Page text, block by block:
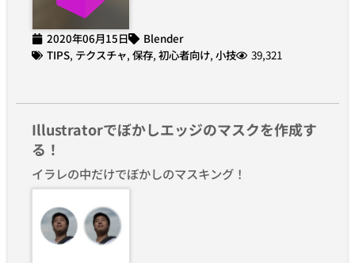
2020年06月15日
Blender
TIPS, テクスチャ, 保存, 初心者向け, 小技 39,321
Illustratorでぼかしエッジのマスクを作成す
る！
イラレの中だけでぼかしのマスキング！